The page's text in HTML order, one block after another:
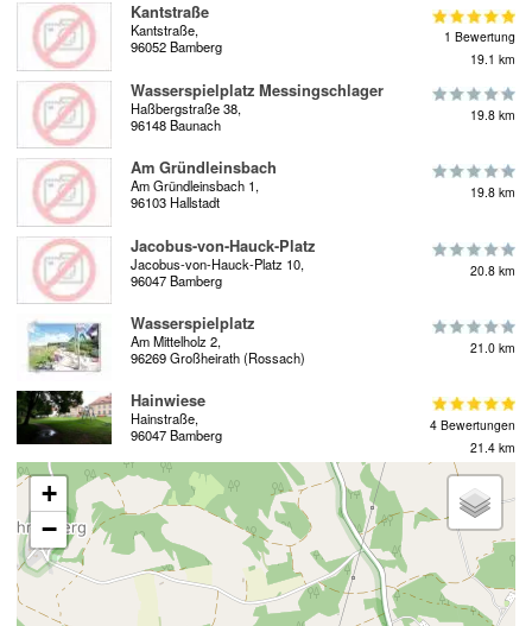
Kantstraße
Kantstraße,
96052 Bamberg
1 Bewertung
19.1 km
Wasserspielplatz Messingschlager
Haßbergstraße 38,
96148 Baunach
19.8 km
Am Gründleinsbach
Am Gründleinsbach 1,
96103 Hallstadt
19.8 km
Jacobus-von-Hauck-Platz
Jacobus-von-Hauck-Platz 10,
96047 Bamberg
20.8 km
Wasserspielplatz
Am Mittelholz 2,
96269 Großheirath (Rossach)
21.0 km
Hainwiese
Hainstraße,
96047 Bamberg
4 Bewertungen
21.4 km
+
−